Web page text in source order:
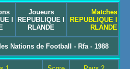
I
Joueurs
REPUBLIQUE I
RLANDE
Matches
REPUBLIQUE I
RLANDE
Nations de Football - Rfa - 1988